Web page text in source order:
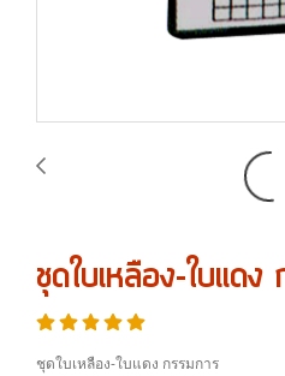
ชุดใบเหลือง-ใบแดง
ชุดใบเหลือง-ใบแดง กรรมการ